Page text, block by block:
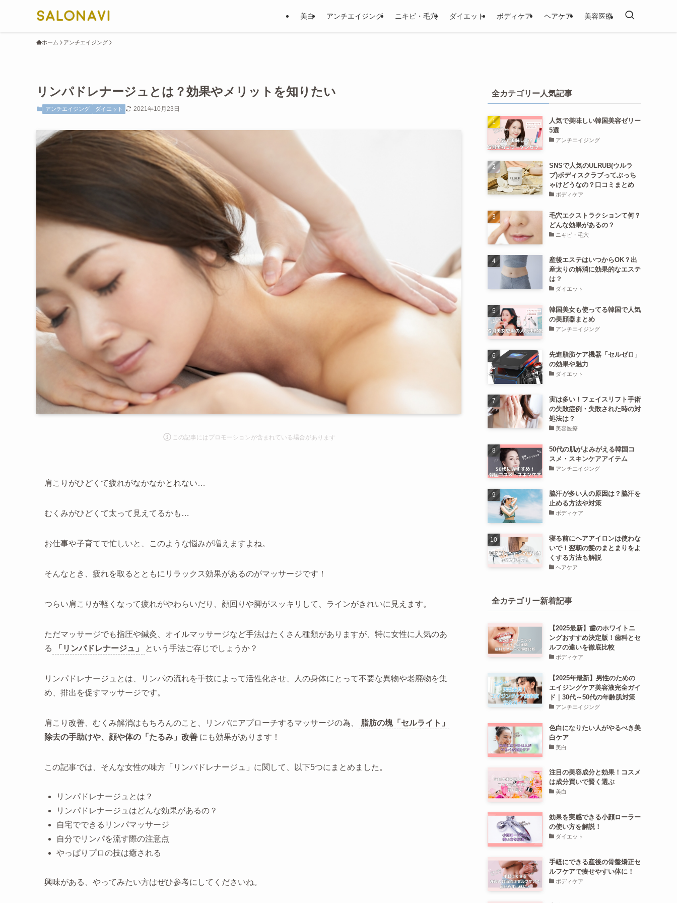
美白 アンチエイジング ニキビ・毛穴 ダイエット ボディケア ヘアケア 美容医療
ホーム アンチエイジング
リンパドレナージュとは？効果やメリットを知りたい
アンチエイジング ダイエット 2021年10月23日
この記事にはプロモーションが含まれて いる場合があります
肩こりがひどくて疲れがなかなかとれない…
むくみがひどくて太って見えてるかも…
お仕事や子育てで忙しいと、このような悩みが増えますよね。
そんなとき、疲れを取るとともにリラックス効果があるのがマッサージです！
つらい肩こりが軽くなって疲れがやわらいだり、顔回りや脚がスッキリして、ラインがきれいに見えます。
ただマッサージでも指圧や鍼灸、オイルマッサージなど手法はたくさん種類がありますが、特に女性に人気のあ
る
「リンパドレナージュ」 という手法ご存じでしょうか？
リンパドレナージュとは、リンパの流れを手技によって活性化させ、人の身体にとって不要な異物や老廃物を集
め、排出を促すマッサージです。
肩こり改善、むくみ解消はもちろんのこと、リンパにアプローチするマッサージの為、
脂肪の塊「セルライト」
除去の手助けや、顔や体の「たるみ」改善 にも効果があります！
この記事では、そんな女性の味方「リンパドレナージュ」に関して、以下5つにまとめました。
リンパドレナージュとは？
リンパドレナージュはどんな効果があるの？
自宅でできるリンパマッサージ
自分でリンパを流す際の注意点
やっぱりプロの技は癒される
興味がある、やってみたい方はぜひ参考にしてくださいね。
全カテゴリー人気記事
人気で美味しい韓国美容ゼリー
5選
アンチエイジング
SNSで人気のULRUB(ウルラ
ブ)ボディスクラブってぶっち
ゃけどうなの？口コミまとめ
ボディケア
毛穴エクストラクションて何？
どんな効果があるの？
ニキビ・毛穴
産後エステはいつからOK？出
産太りの解消に効果的なエステ
は？
ダイエット
韓国美女も使ってる韓国で人気
の美顔器まとめ
アンチエイジング
先進脂肪ケア機器「セルゼロ」
の効果や魅力
ダイエット
実は多い！フェイスリフト手術
の失敗症例・失敗された時の対
処法は？
美容医療
50代の肌がよみがえる韓国コ
スメ・スキンケアアイテム
アンチエイジング
脇汗が多い人の原因は？脇汗を
止める方法や対策
ボディケア
寝る前にヘアアイロンは使わな
いで！翌朝の髪のまとまりをよ
くする方法も解説
ヘアケア
全カテゴリー新着記事
【2025最新】歯のホワイトニ
ングおすすめ決定版！歯科とセ
ルフの違いを徹底比較
ボディケア
【2025年最新】男性のための
エイジングケア美容液完全ガイ
ド｜30代～50代の年齢肌対策
アンチエイジング
色白になりたい人がやるべき美
白ケア
美白
注目の美容成分と効果！コスメ
は成分買いで賢く選ぶ
美白
効果を実感できる小顔ローラー
の使い方を解説！
ダイエット
手軽にできる産後の骨盤矯正セ
ルフケアで痩せやすい体に！
ボディケア